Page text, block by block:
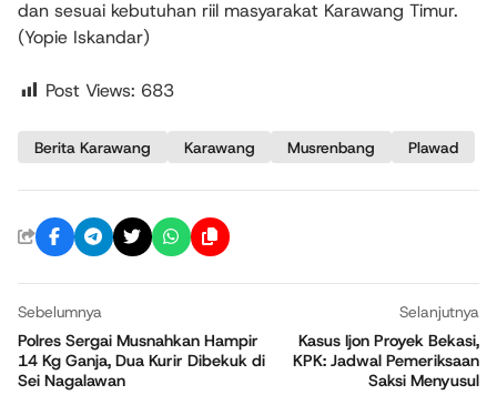
dan sesuai kebutuhan riil masyarakat Karawang Timur.
(Yopie Iskandar)
Post Views: 683
Berita Karawang Karawang Musrenbang Plawad
Sebelumnya
Polres Sergai Musnahkan Hampir
14 Kg Ganja, Dua Kurir Dibekuk di
Sei Nagalawan
Selanjutnya
Kasus Ijon Proyek Bekasi,
KPK: Jadwal Pemeriksaan
Saksi Menyusul